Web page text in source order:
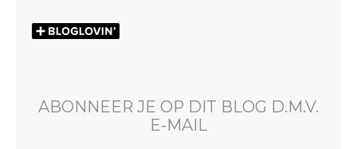
ABONNEER JE OP DIT BLOG D.M.V.
E-MAIL